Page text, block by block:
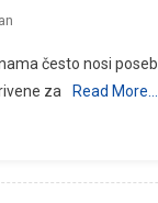
često nosi
za
Read More…